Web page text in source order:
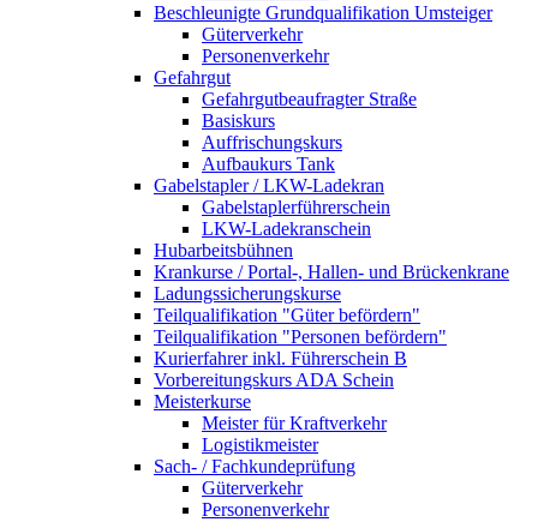
Beschleunigte Grundqualifikation Umsteiger
Güterverkehr
Personenverkehr
Gefahrgut
Gefahrgutbeaufragter Straße
Basiskurs
Auffrischungskurs
Aufbaukurs Tank
Gabelstapler / LKW-Ladekran
Gabelstaplerführerschein
LKW-Ladekranschein
Hubarbeitsbühnen
Krankurse / Portal-, Hallen- und Brückenkrane
Ladungssicherungskurse
Teilqualifikation "Güter befördern"
Teilqualifikation "Personen befördern"
Kurierfahrer inkl. Führerschein B
Vorbereitungskurs ADA Schein
Meisterkurse
Meister für Kraftverkehr
Logistikmeister
Sach- / Fachkundeprüfung
Güterverkehr
Personenverkehr